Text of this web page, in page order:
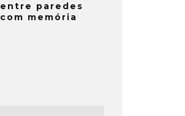
entre paredes
com memória